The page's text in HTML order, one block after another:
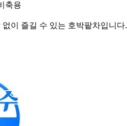
축용
이 즐길 수 있는 호박팥차입니다.